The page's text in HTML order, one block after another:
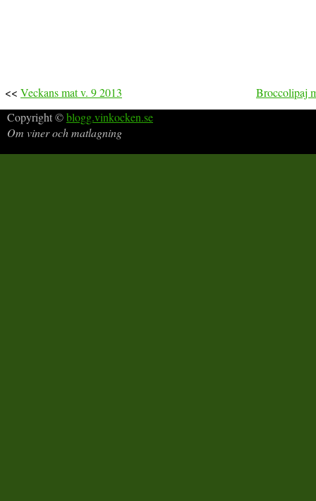
<< Veckans mat v. 9 2013
Broccolipaj
Copyright ©blogg.vinkocken.se
Om viner och matlagning